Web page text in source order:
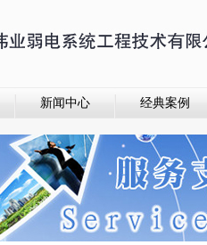
新闻中心 经典案例